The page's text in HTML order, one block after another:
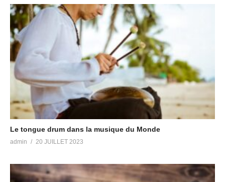
Le tongue drum dans la musique du Monde
admin 20 JUILLET 2023